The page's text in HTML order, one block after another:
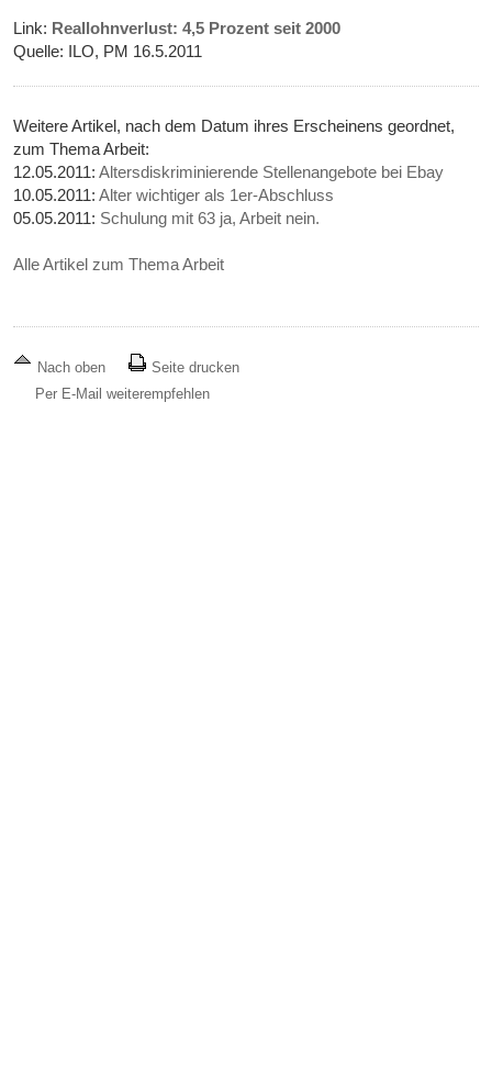
Link: Reallohnverlust: 4,5 Prozent seit 2000
Quelle: ILO, PM 16.5.2011
Weitere Artikel, nach dem Datum ihres Erscheinens geordnet,
zum Thema Arbeit:
12.05.2011:Altersdiskriminierende Stellenangebote bei Ebay
10.05.2011:Alter wichtiger als 1er-Abschluss
05.05.2011: Schulung mit 63 ja, Arbeit nein.
Alle Artikel zum Thema Arbeit
Nach oben
Seite drucken
Per E-Mail weiterempfehlen